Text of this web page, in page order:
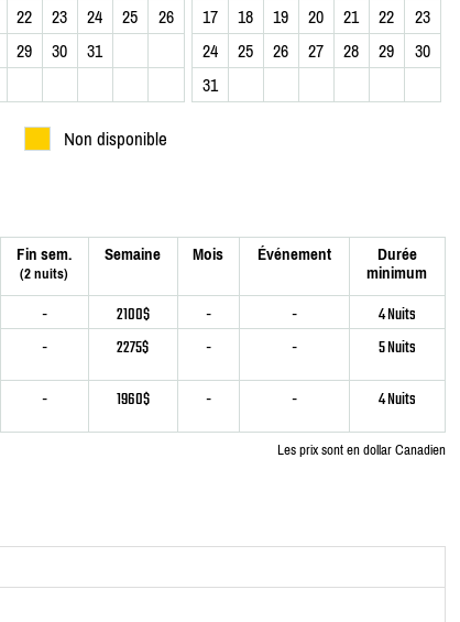
22 23 24 25
26
29 30 31
17
18 19 20 21 22
23
24
25 26 27 28 29
30
31
Non disponible
Fin sem.
(2 nuits)
Semaine Mois Événement
Durée
minimum
- 2100$ - - 4 Nuits
- 2275$ - - 5 Nuits
- 1960$ - - 4 Nuits
Les prix sont en dollar Canadien